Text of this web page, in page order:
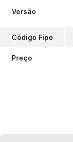
Versão
Código Fipe
Preço